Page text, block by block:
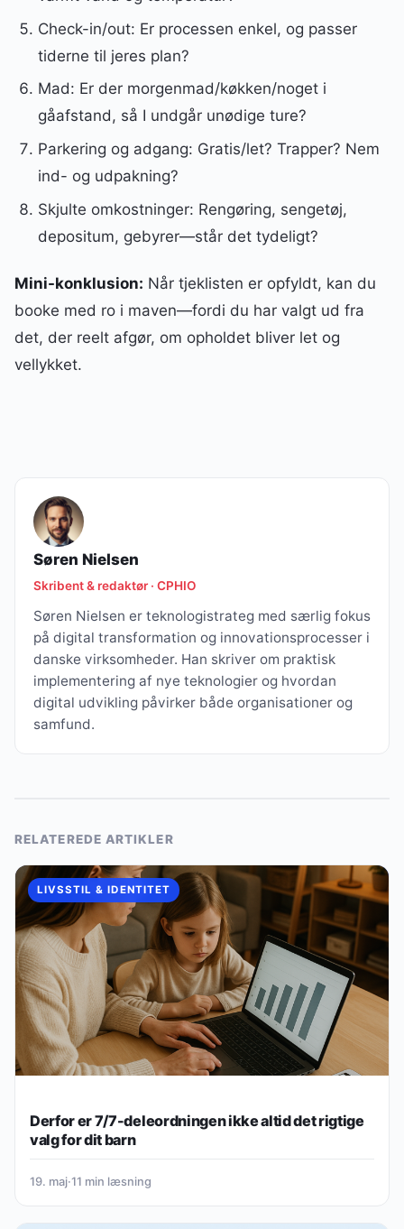
Check-in/out: Er processen enkel, og passer
tiderne til jeres plan?
Mad: Er der morgenmad/køkken/noget i
gåafstand, så I undgår unødige ture?
Parkering og adgang: Gratis/let? Trapper? Nem
ind- og udpakning?
Skjulte omkostninger: Rengøring, sengetøj,
depositum, gebyrer—står det tydeligt?
Mini-konklusion: Når tjeklisten er opfyldt, kan du
booke med ro i maven—fordi du har valgt ud fra
det, der reelt afgør, om opholdet bliver let og
vellykket.
Søren Nielsen
Skribent & redaktør · CPHIO
Søren Nielsen er teknologistrateg med særlig fokus
på digital transformation og innovationsprocesser i
danske virksomheder. Han skriver om praktisk
implementering af nye teknologier og hvordan
digital udvikling påvirker både organisationer og
samfund.
RELATEREDE ARTIKLER
LIVSSTIL & IDENTITET
Derfor er 7/7-deleordningen ikke altid det rigtige
valg for dit barn
19. maj·11 min læsning